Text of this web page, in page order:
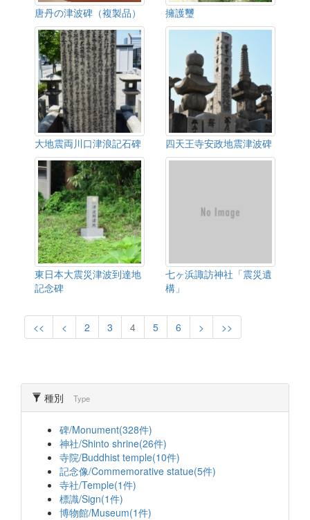
唐丹の津波碑（複製品） 擁護璽
大地震両川口津浪記石碑 四天王寺安政地震津波碑
東日本大震災津波到達地
記念碑
七ヶ浜諏訪神社「震災遺
構」
<< < 2 3 4 5 6 > >>
種別 Type
碑/Monument(328件)
神社/Shinto shrine(26件)
寺院/Buddhist temple(10件)
記念像/Commemorative statue(5件)
寺社/Temple(1件)
標識/Sign(1件)
博物館/Museum(1件)